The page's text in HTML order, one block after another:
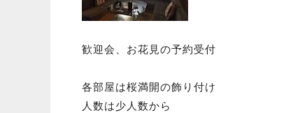
歓迎会、お花見の予約受付
各部屋は桜満開の飾り付け
人数は少人数から